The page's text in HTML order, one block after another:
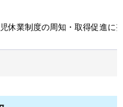
休業制度の周知・取得促進に